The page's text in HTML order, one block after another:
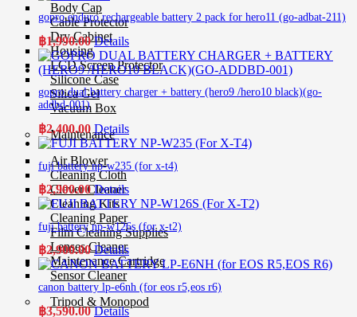
Body Cap
Cable Protector
Dry Cabinet
Housing
LCD Screen Protector
Silicone Case
Silica Gel
Vacuum Box
Maintenance
Air Blower
Cleaning Cloth
Clever Cleaner
Cleaning Kits
Cleaning Paper
Film Cleaning Supplies
Lenses Cleaner
Maintenance Cartridge
Sensor Cleaner
Tripod & Monopod
gopro enduro rechargeable battery 2 pack for hero11 (go-adbat-211)
฿1,990.00 Details
gopro dual battery charger + battery (hero9 /hero10 black)(go-
addbd-001)
฿2,400.00 Details
fuji battery np-w235 (for x-t4)
฿2,900.00 Details
fuji battery np-w126s (for x-t2)
฿2,900.00 Details
canon battery lp-e6nh (for eos r5,eos r6)
฿3,590.00 Details